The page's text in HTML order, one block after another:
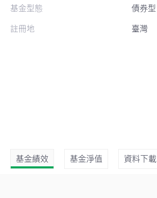
基金型態
債券型
註冊地
臺灣
基金績效 基金淨值 資料下載